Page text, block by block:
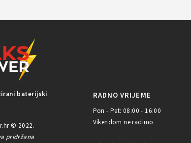
baterijski
© 2022.
pridržana
RADNO VRIJEME
Pon - Pet: 08:00 - 16:00
Vikendom ne radimo